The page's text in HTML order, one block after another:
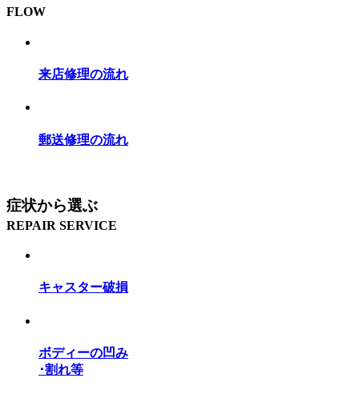
FLOW
来店修理の流れ
郵送修理の流れ
症状から選ぶ
REPAIR SERVICE
キャスター破損
ボディーの凹み
･割れ等